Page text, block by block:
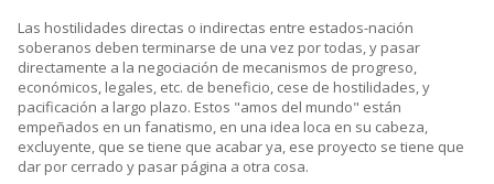
Las hostilidades directas o indirectas entre estados-nación
soberanos deben terminarse de una vez por todas, y pasar
directamente a la negociación de mecanismos de progreso,
económicos, legales, etc. de beneficio, cese de hostilidades, y
pacificación a largo plazo. Estos "amos del mundo" están
empeñados en un fanatismo, en una idea loca en su cabeza,
excluyente, que se tiene que acabar ya, ese proyecto se tiene que
dar por cerrado y pasar página a otra cosa.